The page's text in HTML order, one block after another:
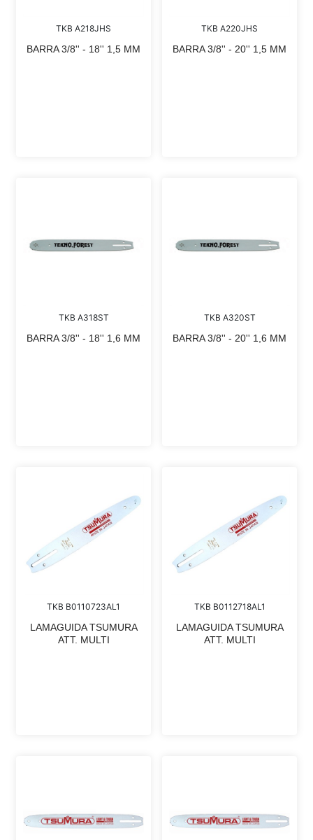
TKB A218JHS
BARRA 3/8'' - 18'' 1,5 MM
TKB A220JHS
BARRA 3/8'' - 20'' 1,5 MM
TKB A318ST
BARRA 3/8'' - 18'' 1,6 MM
TKB A320ST
BARRA 3/8'' - 20'' 1,6 MM
TKB B0110723AL1
LAMAGUIDA TSUMURA
ATT. MULTI
TKB B0112718AL1
LAMAGUIDA TSUMURA
ATT. MULTI